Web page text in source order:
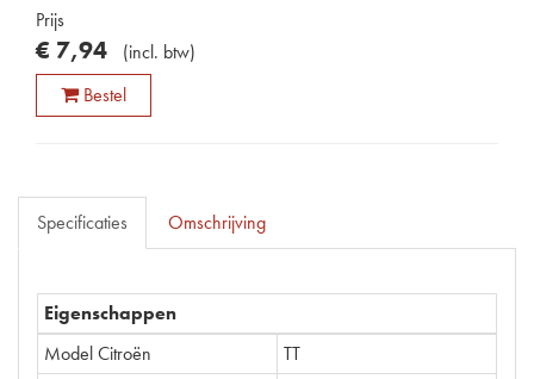
Prijs
€ 7,94 (incl. btw)
Bestel
Specificaties Omschrijving
Eigenschappen
Model Citroën
TT